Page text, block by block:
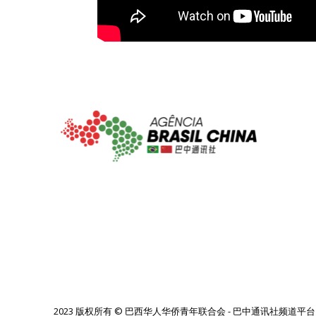
2023 版权所有 © 巴西华人华侨青年联合会 - 巴中通讯社频道平台